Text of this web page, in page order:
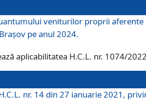
veniturilor proprii aferente
pe anul 2024.
aplicabilitatea H.C.L. nr. 1074/
nr. 14 din 27 ianuarie 2021,